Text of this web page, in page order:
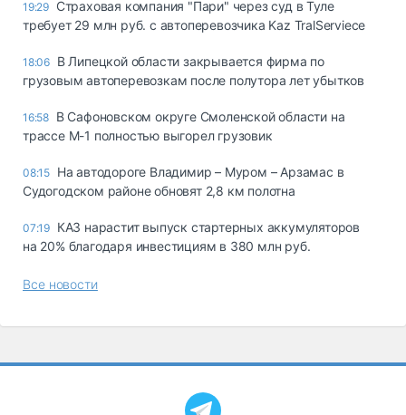
19:29 Страховая компания "Пари" через суд в Туле
требует 29 млн руб. с автоперевозчика Kaz TralServiece
18:06 В Липецкой области закрывается фирма по
грузовым автоперевозкам после полутора лет убытков
16:58 В Сафоновском округе Смоленской области на
трассе М-1 полностью выгорел грузовик
08:15 На автодороге Владимир – Муром – Арзамас в
Судогодском районе обновят 2,8 км полотна
07:19 КАЗ нарастит выпуск стартерных аккумуляторов
на 20% благодаря инвестициям в 380 млн руб.
Все новости